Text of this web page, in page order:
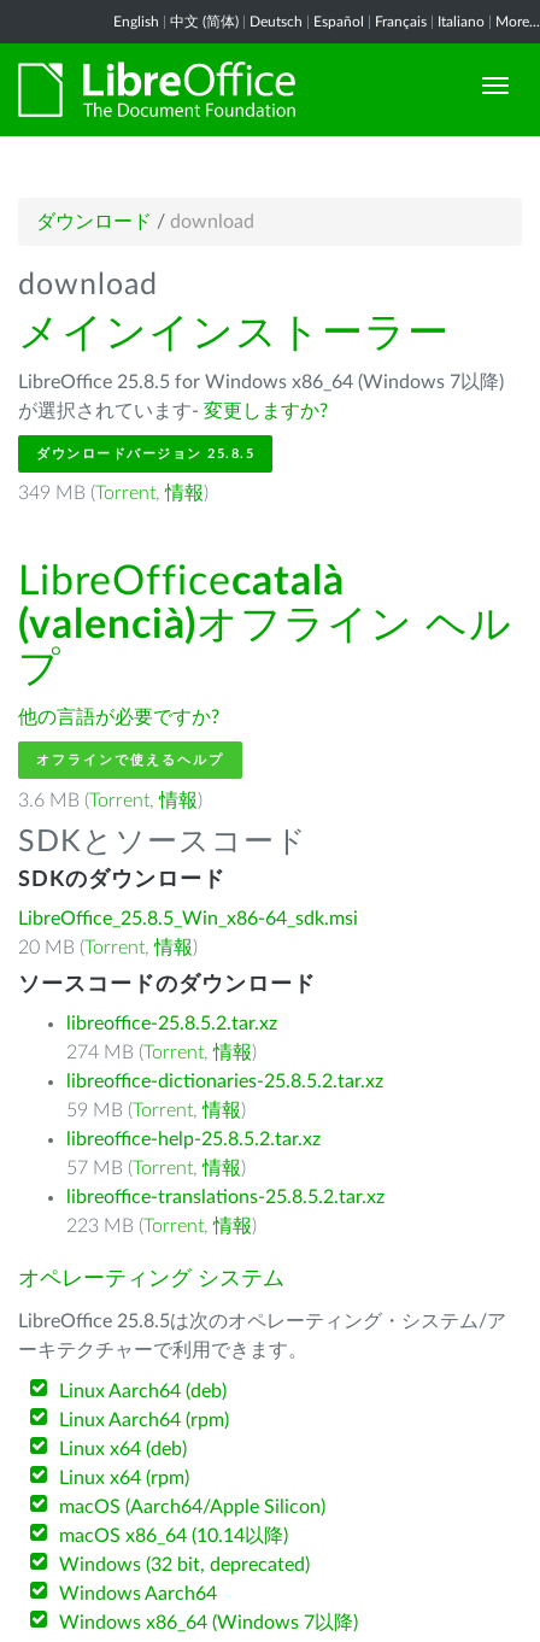
English 中文 (简体) Deutsch Español Français Italiano More...
ダウンロード / download
download
メインインストーラー
LibreOffice 25.8.5 for Windows x86_64 (Windows 7以降)
が選択されています- 変更しますか?
ダウンロードバージョン 25.8.5
349 MB (Torrent,情報)
LibreOfficecatalà
(valencià)オフライン ヘル
プ
他の言語が必要ですか?
オフラインで使えるヘルプ
3.6 MB (Torrent,情報)
SDKとソースコード
SDKのダウンロード
LibreOffice_25.8.5_Win_x86-64_sdk.msi
20 MB (Torrent,情報)
ソースコードのダウンロード
libreoffice-25.8.5.2.tar.xz
274 MB (Torrent,情報)
libreoffice-dictionaries-25.8.5.2.tar.xz
59 MB (Torrent,情報)
libreoffice-help-25.8.5.2.tar.xz
57 MB (Torrent,情報)
libreoffice-translations-25.8.5.2.tar.xz
223 MB (Torrent,情報)
オペレーティング システム
LibreOffice 25.8.5は次のオペレーティング・システム/ア
ーキテクチャーで利用できます。
Linux Aarch64 (deb)
Linux Aarch64 (rpm)
Linux x64 (deb)
Linux x64 (rpm)
macOS (Aarch64/Apple Silicon)
macOS x86_64 (10.14以降)
Windows (32 bit, deprecated)
Windows Aarch64
Windows x86_64 (Windows 7以降)